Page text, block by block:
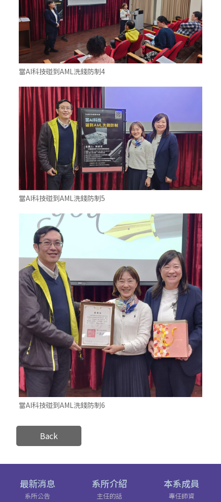
當AI科技碰到AML洗錢防制4
當AI科技碰到AML洗錢防制5
當AI科技碰到AML洗錢防制6
Back
最新消息
系所公告
系所介紹
主任的話
本系成員
專任師資